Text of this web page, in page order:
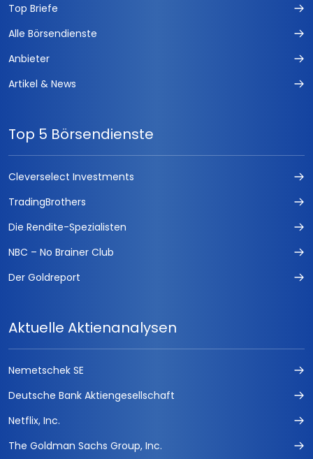
Top Briefe
Alle Börsendienste
Anbieter
Artikel & News
Top 5 Börsendienste
Cleverselect Investments
TradingBrothers
Die Rendite-Spezialisten
NBC – No Brainer Club
Der Goldreport
Aktuelle Aktienanalysen
Nemetschek SE
Deutsche Bank Aktiengesellschaft
Netflix, Inc.
The Goldman Sachs Group, Inc.